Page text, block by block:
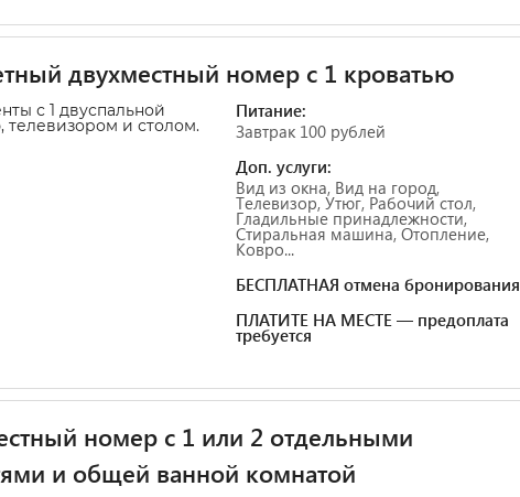
двухместный номер с 1 кроватью
с 1 двуспальной
телевизором и столом.
Питание:
Завтрак 100 рублей
Доп. услуги:
Вид из окна, Вид на город,
Телевизор, Утюг, Рабочий стол,
Гладильные принадлежности,
Стиральная машина, Отопление,
Ковро...
БЕСПЛАТНАЯ отмена бронирования
ПЛАТИТЕ НА МЕСТЕ — предоплата
требуется
номер с 1 или 2 отдельными
и общей ванной комнатой